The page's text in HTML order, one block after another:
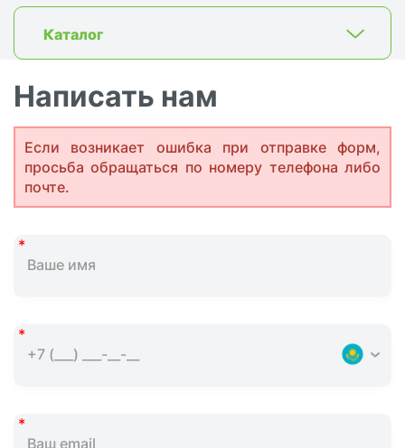
Каталог
Написать нам
Если возникает ошибка при отправке форм,
просьба обращаться по номеру телефона либо
почте.